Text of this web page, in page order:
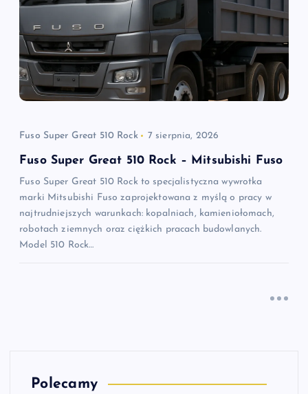
Fuso Super Great 510 Rock 7 sierpnia, 2026
Fuso Super Great 510 Rock – Mitsubishi Fuso
Fuso Super Great 510 Rock to specjalistyczna wywrotka
marki Mitsubishi Fuso zaprojektowana z myślą o pracy w
najtrudniejszych warunkach: kopalniach, kamieniołomach,
robotach ziemnych oraz ciężkich pracach budowlanych.
Model 510 Rock…
Polecamy